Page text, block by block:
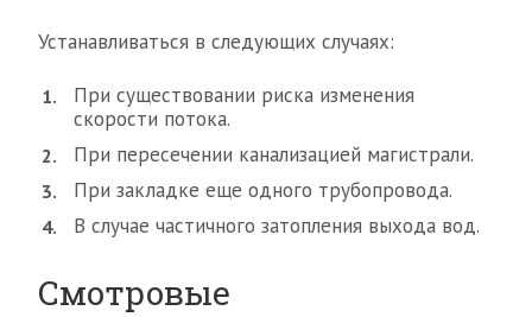
Устанавливаться в следующих случаях:
При существовании риска изменения
скорости потока.
При пересечении канализацией магистрали.
При закладке еще одного трубопровода.
В случае частичного затопления выхода вод.
Смотровые